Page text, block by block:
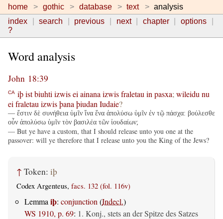
home gothic database text
analysis
index
search previous next chapter
options
?
Word analysis
John 18:39
CA iþistbiuhti izwisei ainana izwisfraletau in pasxa; wileidu nu
ei fraletau izwisþana þiudan Iudaie?
— ἔστιν δὲ συνήθεια ὑμῖν ἵνα ἕνα ἀπολύσω ὑμῖν ἐν τῷ πάσχα: βούλεσθε
οὖν ἀπολύσω ὑμῖν τὸν βασιλέα τῶν ἰουδαίων;
— But ye have a custom, that I should release unto you one at the
passover: will ye therefore that I release unto you the King of the Jews?
↑ Token: iþ
Codex Argenteus, facs. 132 (fol. 116v)
Lemma iþ: conjunction (Indecl.)
WS 1910, p. 69: 1. Konj., stets an der Spitze des Satzes